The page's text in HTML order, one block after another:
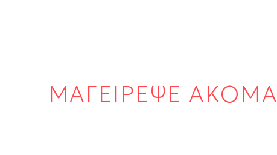
ΜΑΓΕΙΡΕΨΕ ΑΚΟΜΑ